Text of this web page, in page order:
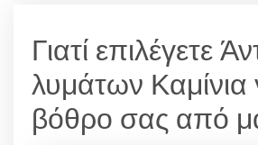
Γιατί επιλέγετε
λυμάτων Καμίνια
βόθρο σας από